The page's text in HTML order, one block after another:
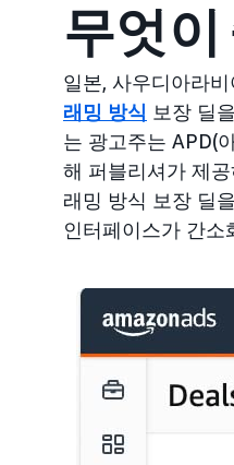
무엇
일본, 사우디아라
래밍 방식 보장 딜
는 광고주는 APD(
해 퍼블리셔가 제
래밍 방식 보장 딜
인터페이스가 간소